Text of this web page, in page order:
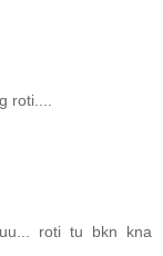
roti....
roti tu bkn kna